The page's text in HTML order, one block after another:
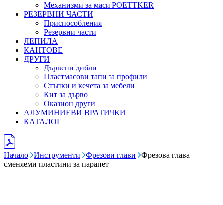
Механизми за маси POETTKER
РЕЗЕРВНИ ЧАСТИ
Приспособления
Резервни части
ЛЕПИЛА
КАНТОВЕ
ДРУГИ
Дървени дибли
Пластмасови тапи за профили
Стъпки и кечета за мебели
Кит за дърво
Оказион други
АЛУМИНИЕВИ ВРАТИЧКИ
КАТАЛОГ
Начало Инструменти Фрезови глави
Фрезова глава
сменяеми пластини за парапет